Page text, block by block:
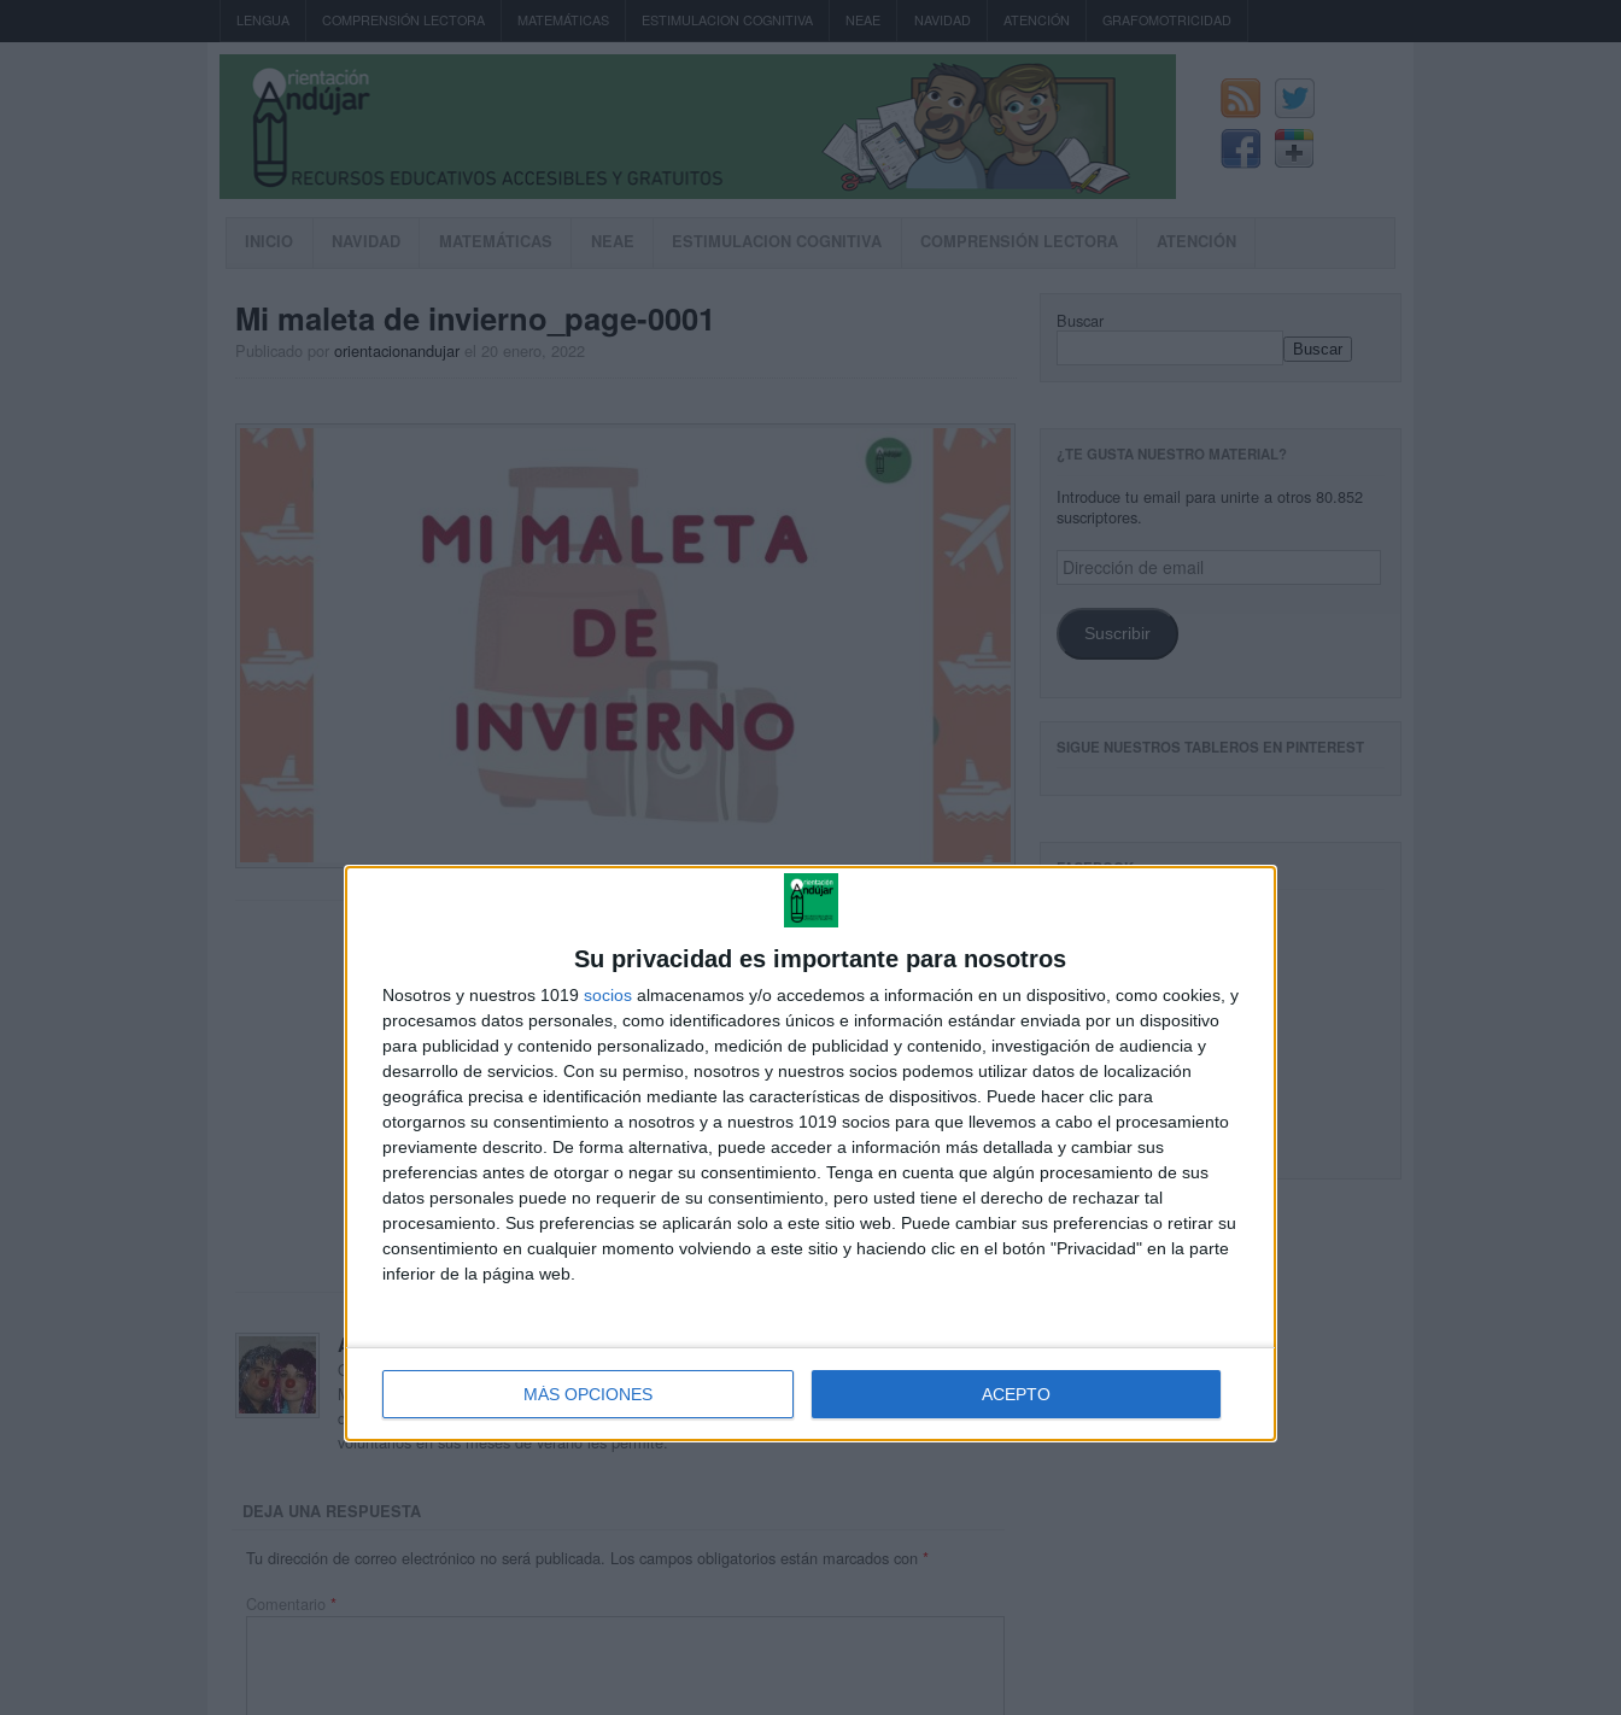
Su privacidad es importante para nosotros
Nosotros y nuestros 1019 socios almacenamos y/o accedemos a información en un dispositivo, como cookies, y
procesamos datos personales, como identificadores únicos e información estándar enviada por un dispositivo
para publicidad y contenido personalizado, medición de publicidad y contenido, investigación de audiencia y
desarrollo de servicios. Con su permiso, nosotros y nuestros socios podemos utilizar datos de localización
geográfica precisa e identificación mediante las características de dispositivos. Puede hacer clic para
otorgarnos su consentimiento a nosotros y a nuestros 1019 socios para que llevemos a cabo el procesamiento
previamente descrito. De forma alternativa, puede acceder a información más detallada y cambiar sus
preferencias antes de otorgar o negar su consentimiento. Tenga en cuenta que algún procesamiento de sus
datos personales puede no requerir de su consentimiento, pero usted tiene el derecho de rechazar tal
procesamiento. Sus preferencias se aplicarán solo a este sitio web. Puede cambiar sus preferencias o retirar su
consentimiento en cualquier momento volviendo a este sitio y haciendo clic en el botón "Privacidad" en la parte
inferior de la página web.
MÁS OPCIONES ACEPTO
LENGUA COMPRENSIÓN LECTORA MATEMÁTICAS ESTIMULACION COGNITIVA NEAE NAVIDAD ATENCIÓN GRAFOMOTRICIDAD
INICIO NAVIDAD MATEMÁTICAS NEAE ESTIMULACION COGNITIVA COMPRENSIÓN LECTORA ATENCIÓN
Mi maleta de invierno_page-0001
Publicado por orientacionandujar el 20 enero, 2022
Acerca de orientacionandujar
Orientación Andújar no es solo un blog, es la apuesta personal de dos profesores Ginés y
Maribel, que además de ser pareja, son los encargados de los contenidos que encontramos
dentro del blog y en el cual, vuelcan la mayor parte del tiempo, que sus tareas como docentes, y
voluntarios en sus meses de verano les permite.
DEJA UNA RESPUESTA
Tu dirección de correo electrónico no será publicada. Los campos obligatorios están marcados con *
Comentario *
Buscar
Buscar
¿TE GUSTA NUESTRO MATERIAL?
Introduce tu email para unirte a otros 80.852
suscriptores.
Dirección
de
Suscribir
SIGUE NUESTROS TABLEROS EN PINTEREST
FACEBOOK